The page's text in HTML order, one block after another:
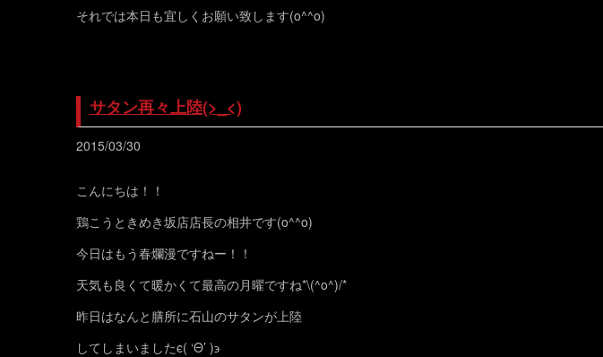
それでは本日も宜しくお願い致します(o^^o)
サタン再々上陸(>_<)
2015/03/30
こんにちは！！
鶏こうときめき坂店店長の相井です(o^^o)
今日はもう春爛漫ですねー！！
天気も良くて暖かくて最高の月曜ですね*\(^o^)/*
昨日はなんと膳所に石山のサタンが上陸
してしまいましたϵ( ‘Θ’ )϶